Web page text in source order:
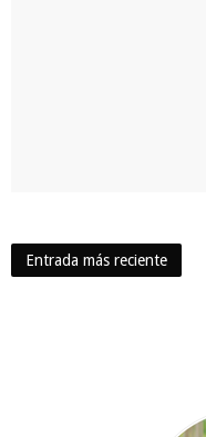
Entrada más reciente